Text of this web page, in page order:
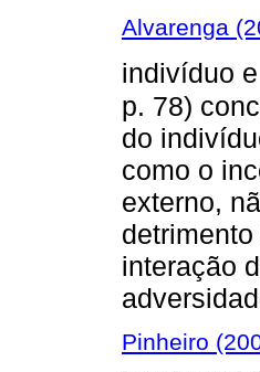
Alvarenga
indivíduo
p. 78)
do
como o
externo,
interação
Pinheiro